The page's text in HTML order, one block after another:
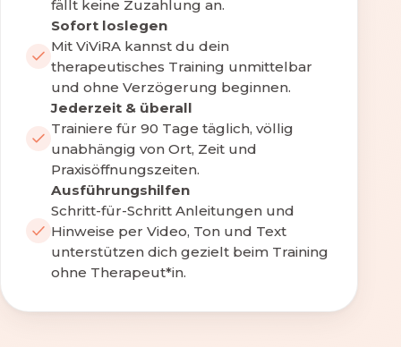
fällt keine Zuzahlung an.
Sofort loslegen
Mit ViViRA kannst du dein
therapeutisches Training unmittelbar
und ohne Verzögerung beginnen.
Jederzeit & überall
Trainiere für 90 Tage täglich, völlig
unabhängig von Ort, Zeit und
Praxisöffnungszeiten.
Ausführungshilfen
Schritt-für-Schritt Anleitungen und
Hinweise per Video, Ton und Text
unterstützen dich gezielt beim Training
ohne Therapeut*in.